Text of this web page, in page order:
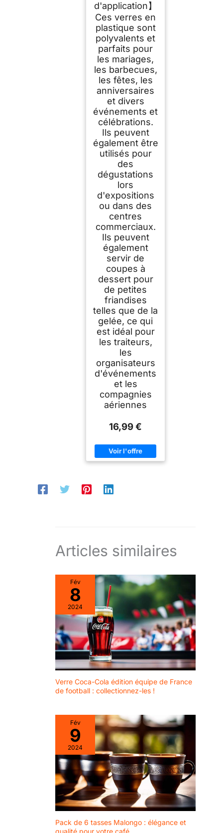
d'application】
Ces verres en
plastique sont
polyvalents et
parfaits pour
les mariages,
les barbecues,
les fêtes, les
anniversaires
et divers
événements et
célébrations.
Ils peuvent
également être
utilisés pour
des
dégustations
lors
d'expositions
ou dans des
centres
commerciaux.
Ils peuvent
également
servir de
coupes à
dessert pour
de petites
friandises
telles que de la
gelée, ce qui
est idéal pour
les traiteurs,
les
organisateurs
d'événements
et les
compagnies
aériennes
16,99 €
Articles similaires
Fév
8
2024
Verre Coca-Cola édition équipe de France
de football : collectionnez-les !
Fév
9
2024
Pack de 6 tasses Malongo : élégance et
qualité pour votre café